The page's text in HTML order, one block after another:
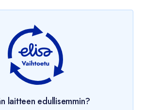
laitteen edullisemmin?